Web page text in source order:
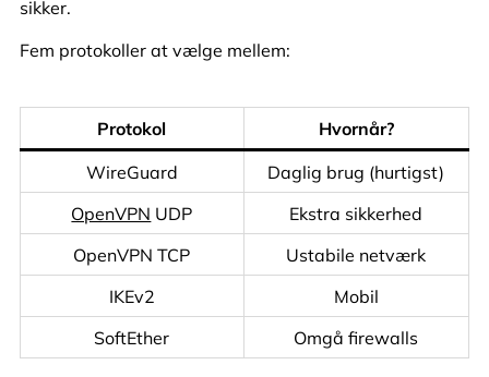
sikker.
Fem protokoller at vælge mellem:
Protokol
Hvornår?
WireGuard
Daglig brug (hurtigst)
OpenVPN UDP
Ekstra sikkerhed
OpenVPN TCP
Ustabile netværk
IKEv2
Mobil
SoftEther
Omgå firewalls